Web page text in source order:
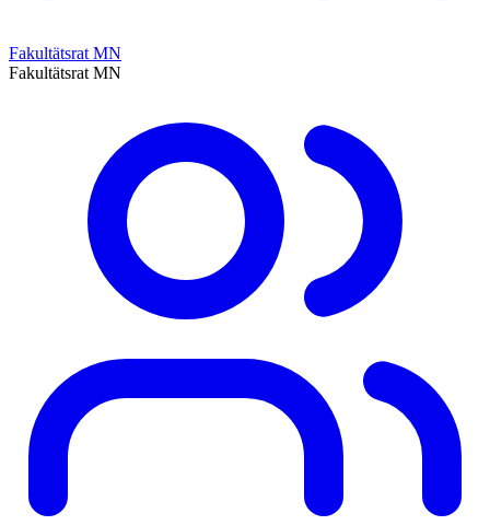
Fakultätsrat MN
Fakultätsrat MN